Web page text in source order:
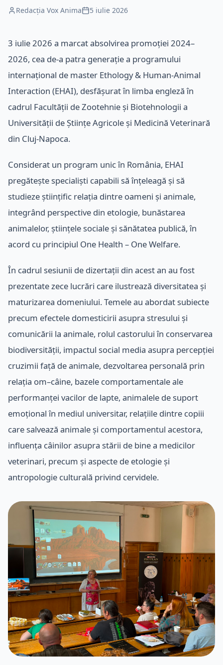
Redacția Vox Anima 5 iulie 2026
3 iulie 2026 a marcat absolvirea promoției 2024–
2026, cea de-a patra generație a programului
internațional de master Ethology & Human-Animal
Interaction (EHAI), desfășurat în limba engleză în
cadrul Facultății de Zootehnie și Biotehnologii a
Universității de Științe Agricole și Medicină Veterinară
din Cluj-Napoca.
Considerat un program unic în România, EHAI
pregătește specialiști capabili să înțeleagă și să
studieze științific relația dintre oameni și animale,
integrând perspective din etologie, bunăstarea
animalelor, științele sociale și sănătatea publică, în
acord cu principiul One Health – One Welfare.
În cadrul sesiunii de dizertații din acest an au fost
prezentate zece lucrări care ilustrează diversitatea și
maturizarea domeniului. Temele au abordat subiecte
precum efectele domesticirii asupra stresului și
comunicării la animale, rolul castorului în conservarea
biodiversității, impactul social media asupra percepției
cruzimii față de animale, dezvoltarea personală prin
relația om–câine, bazele comportamentale ale
performanței vacilor de lapte, animalele de suport
emoțional în mediul universitar, relațiile dintre copiii
care salvează animale și comportamentul acestora,
influența câinilor asupra stării de bine a medicilor
veterinari, precum și aspecte de etologie și
antropologie culturală privind cervidele.